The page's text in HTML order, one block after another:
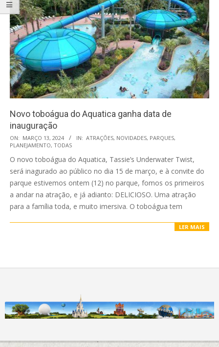
Novo toboágua do Aquatica ganha data de
inauguração
2024-
03-
13
ON: MARÇO 13, 2024 IN: ATRAÇÕES, NOVIDADES, PARQUES,
PLANEJAMENTO, TODAS
O novo toboágua do Aquatica, Tassie’s Underwater Twist,
será inagurado ao público no dia 15 de março, e à convite do
parque estivemos ontem (12) no parque, fomos os primeiros
a andar na atração, e já adianto: DELICIOSO. Uma atração
para a família toda, e muito imersiva. O toboágua tem
LER MAIS